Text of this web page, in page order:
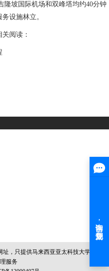
隆坡国际机场和双峰塔均约40分钟
设施林立。
关阅读：
址，只提供马来西亚亚太科技大学留学咨
服务